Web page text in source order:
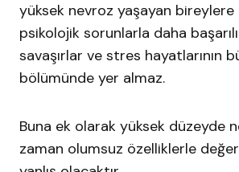
yüksek nevroz yaşayan
psikolojik sorunlarla daha
savaşırlar ve stres hayatlarının
bölümünde yer almaz.
Buna ek olarak yüksek düzeyde
zaman olumsuz özelliklerle